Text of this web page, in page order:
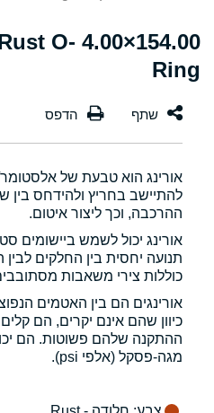
70 Rust O-
Ring
אורינג הוא טבעת של
להתיישב בחריץ ולהידחס בין
ההרכבה, וכך ליצור איטום.
אורינג יכול לשמש ביישומים
תנועה יחסית בין החלקים לבין
כוללות צירי משאבות
אורינגים הם בין האטמים
כיוון שהם אינם יקרים, הם קלים
ההתקנה שלהם פשוטות. הם
מגה-פסקל (אלפי psi).